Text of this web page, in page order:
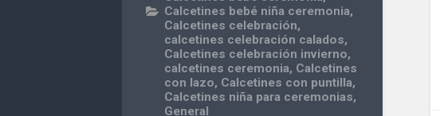
Calcetines bebé niña ceremonia,
Calcetines celebración,
calcetines celebración calados,
Calcetines celebración invierno,
calcetines ceremonia, Calcetines
con lazo, Calcetines con puntilla,
Calcetines niña para ceremonias,
General